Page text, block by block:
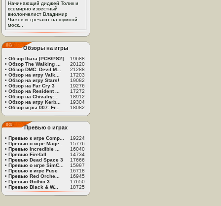
Начинающий диджей Толик и
всемирно известный
виолончелист Владимир
Чижов встречают на шумной
моск...
Обзоры на игры
• Обзор Ibara [PCB/PS2]
19688
• Обзор The Walking ...
20120
• Обзор DMC: Devil M...
21288
• Обзор на игру Valk...
17203
• Обзор на игру Stars!
19082
• Обзор на Far Cry 3
19276
• Обзор на Resident ...
17272
• Обзор на Chivalry:...
18912
• Обзор на игру Kerb...
19304
• Обзор игры 007: Fr... 18082
Превью о играх
• Превью к игре Comp...
19224
• Превью о игре Mage...
15776
• Превью Incredible ...
16040
• Превью Firefall
14734
• Превью Dead Space 3
17666
• Превью о игре SimC...
15997
• Превью к игре Fuse
16718
• Превью Red Orche...
16945
• Превью Gothic 3
17650
• Превью Black & W... 18725